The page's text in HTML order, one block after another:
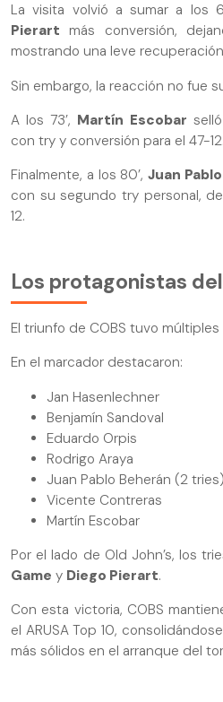
La visita volvió a sumar a los
Pierart más conversión,
mostrando una leve
Sin embargo, la reacción no fue
A los 73’, Martín Escobar
con try y conversión para el 47-12.
Finalmente, a los 80’,Juan
con su segundo try personal,
12.
Los protagonistas
El triunfo de COBS tuvo múltiples
En el marcador destacaron:
Jan Hasenlechner
Benjamín Sandoval
Eduardo Orpis
Rodrigo Araya
Juan Pablo Beherán (2 tries)
Vicente Contreras
Martín Escobar
Por el lado de Old John’s, los
Game y Diego Pierart.
Con esta victoria, COBS
el ARUSA Top 10,
más sólidos en el arranque del